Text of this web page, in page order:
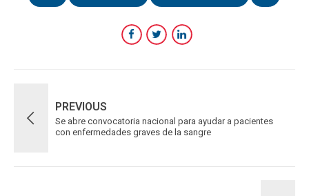
PREVIOUS
Se abre convocatoria nacional para ayudar a pacientes
con enfermedades graves de la sangre